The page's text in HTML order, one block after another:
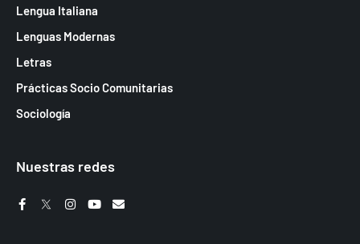
Lengua Italiana
Lenguas Modernas
Letras
Prácticas Socio Comunitarias
Sociología
Nuestras redes